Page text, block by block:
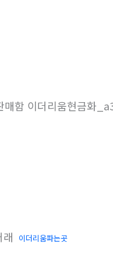
함 이더리움현금화
래
이더리움파는곳